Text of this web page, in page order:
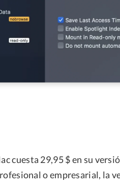
cuesta 29,95 $ en su
o empresarial, la